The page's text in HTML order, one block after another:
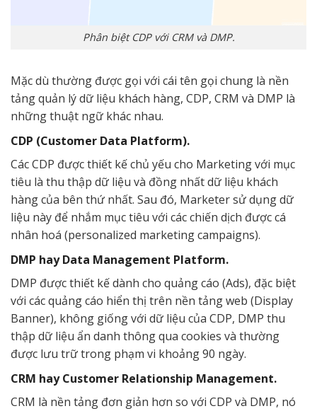
Phân biệt CDP với CRM và DMP.
Mặc dù thường được gọi với cái tên gọi chung là nền
tảng quản lý dữ liệu khách hàng, CDP, CRM và DMP là
những thuật ngữ khác nhau.
CDP (Customer Data Platform).
Các CDP được thiết kế chủ yếu cho Marketing với mục
tiêu là thu thập dữ liệu và đồng nhất dữ liệu khách
hàng của bên thứ nhất. Sau đó, Marketer sử dụng dữ
liệu này để nhắm mục tiêu với các chiến dịch được cá
nhân hoá (personalized marketing campaigns).
DMP hay Data Management Platform.
DMP được thiết kế dành cho quảng cáo (Ads), đặc biệt
với các quảng cáo hiển thị trên nền tảng web (Display
Banner), không giống với dữ liệu của CDP, DMP thu
thập dữ liệu ẩn danh thông qua cookies và thường
được lưu trữ trong phạm vi khoảng 90 ngày.
CRM hay Customer Relationship Management.
CRM là nền tảng đơn giản hơn so với CDP và DMP, nó